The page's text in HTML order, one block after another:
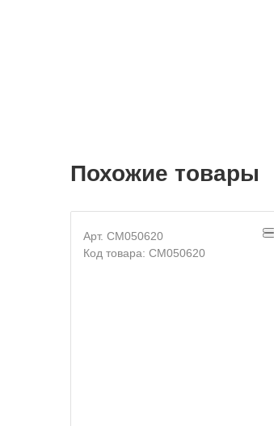
Похожие товары
Арт. CM050620
Код товара: CM050620